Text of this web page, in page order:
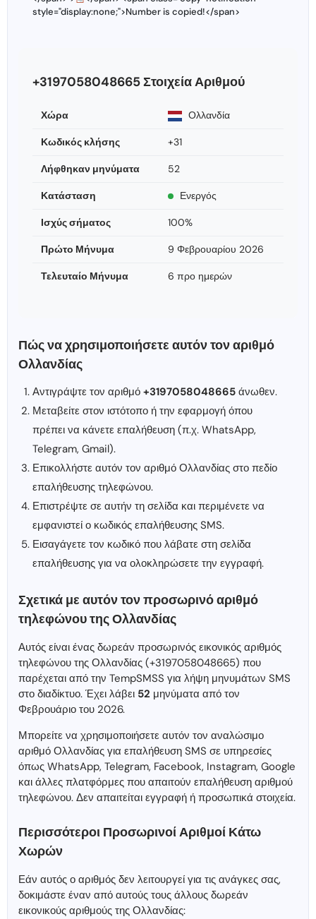
style="display:none;">Number is copied!</span>
+3197058048665 Στοιχεία Αριθμού
Χώρα Ολλανδία
Κωδικός κλήσης +31
Λήφθηκαν μηνύματα 52
Κατάσταση Ενεργός
Ισχύς σήματος 100%
Πρώτο Μήνυμα 9 Φεβρουαρίου 2026
Τελευταίο Μήνυμα 6 προ ημερών
Πώς να χρησιμοποιήσετε αυτόν τον αριθμό
Ολλανδίας
Αντιγράψτε τον αριθμό +3197058048665 άνωθεν.
Μεταβείτε στον ιστότοπο ή την εφαρμογή όπου
πρέπει να κάνετε επαλήθευση (π.χ. WhatsApp,
Telegram, Gmail).
Επικολλήστε αυτόν τον αριθμό Ολλανδίας στο πεδίο
επαλήθευσης τηλεφώνου.
Επιστρέψτε σε αυτήν τη σελίδα και περιμένετε να
εμφανιστεί ο κωδικός επαλήθευσης SMS.
Εισαγάγετε τον κωδικό που λάβατε στη σελίδα
επαλήθευσης για να ολοκληρώσετε την εγγραφή.
Σχετικά με αυτόν τον προσωρινό αριθμό
τηλεφώνου της Ολλανδίας
Αυτός είναι ένας δωρεάν προσωρινός εικονικός αριθμός
τηλεφώνου της Ολλανδίας (+3197058048665) που
παρέχεται από την TempSMSS για λήψη μηνυμάτων SMS
στο διαδίκτυο. Έχει λάβει 52 μηνύματα από τον
Φεβρουάριο του 2026.
Μπορείτε να χρησιμοποιήσετε αυτόν τον αναλώσιμο
αριθμό Ολλανδίας για επαλήθευση SMS σε υπηρεσίες
όπως WhatsApp, Telegram, Facebook, Instagram, Google
και άλλες πλατφόρμες που απαιτούν επαλήθευση αριθμού
τηλεφώνου. Δεν απαιτείται εγγραφή ή προσωπικά στοιχεία.
Περισσότεροι Προσωρινοί Αριθμοί Κάτω
Χωρών
Εάν αυτός ο αριθμός δεν λειτουργεί για τις ανάγκες σας,
δοκιμάστε έναν από αυτούς τους άλλους δωρεάν
εικονικούς αριθμούς της Ολλανδίας: